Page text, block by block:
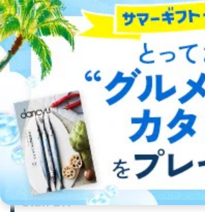
知りたかった！人気芸人の趣味の世界を大
Stuff DX